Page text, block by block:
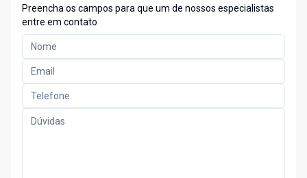
Preencha os campos para que um de nossos especialistas
entre em contato